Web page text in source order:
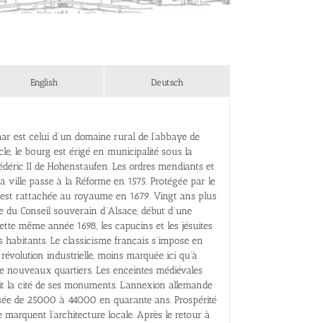
English Deutsch
est celui d’un domaine rural de l’abbaye de
le bourg est érigé en municipalité sous la
II de Hohenstaufen. Les ordres mendiants et
ville passe à la Réforme en 1575. Protégée par le
est rattachée au royaume en 1679. Vingt ans plus
Conseil souverain d’Alsace, début d’une
même année 1698, les capucins et les jésuites
habitants. Le classicisme français s’impose en
industrielle, moins marquée ici qu’à
nouveaux quartiers. Les enceintes médiévales
cité de ses monuments. L’annexion allemande
de 25000 à 44000 en quarante ans. Prospérité
l’architecture locale. Après le retour à